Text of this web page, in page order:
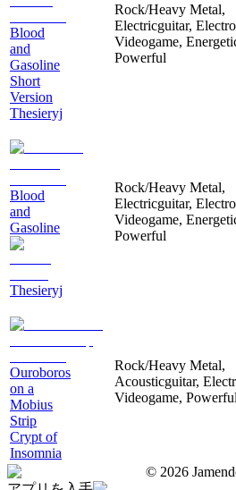
Blood
and
Gasoline
Short
Version
Thesieryj
Rock/Heavy Metal,
Electricguitar,
Videogame,
Powerful
Blood
and
Gasoline
Thesieryj
Rock/Heavy Metal,
Electricguitar,
Videogame,
Powerful
Ouroboros
on a
Mobius
Strip
Crypt of
Insomnia
Rock/Heavy Metal,
Acousticguitar,
Videogame, Powerful
© 2026